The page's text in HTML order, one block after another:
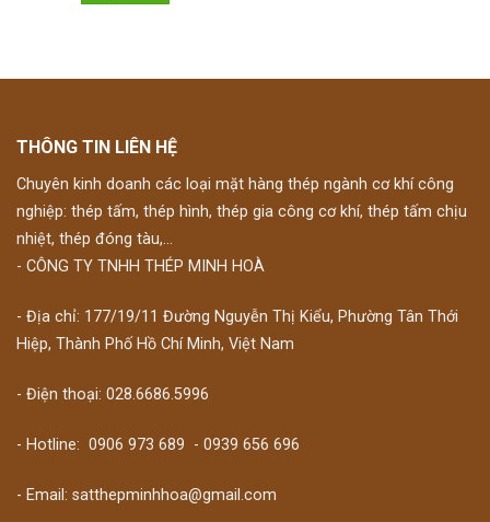
THÔNG TIN LIÊN HỆ
Chuyên kinh doanh các loại mặt hàng thép ngành cơ khí công
nghiệp: thép tấm, thép hình, thép gia công cơ khí, thép tấm chịu
nhiệt, thép đóng tàu,...
- CÔNG TY TNHH THÉP MINH HOÀ
- Địa chỉ: 177/19/11 Đường Nguyễn Thị Kiểu, Phường Tân Thới
Hiệp, Thành Phố Hồ Chí Minh, Việt Nam
- Điện thoại: 028.6686.5996
- Hotline: 0906 973 689 - 0939 656 696
- Email: satthepminhhoa@gmail.com